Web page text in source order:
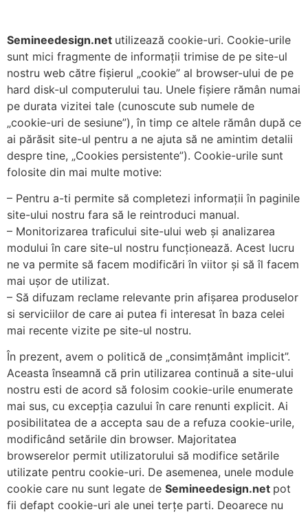
Semineedesign.net utilizează cookie-uri. Cookie-urile
sunt mici fragmente de informații trimise de pe site-ul
nostru web către fișierul „cookie” al browser-ului de pe
hard disk-ul computerului tau. Unele fișiere rămân numai
pe durata vizitei tale (cunoscute sub numele de
„cookie-uri de sesiune”), în timp ce altele rămân după ce
ai părăsit site-ul pentru a ne ajuta să ne amintim detalii
despre tine, „Cookies persistente”). Cookie-urile sunt
folosite din mai multe motive:
– Pentru a-ti permite să completezi informații în paginile
site-ului nostru fara să le reintroduci manual.
– Monitorizarea traficului site-ului web și analizarea
modului în care site-ul nostru funcționează. Acest lucru
ne va permite să facem modificări în viitor și să îl facem
mai ușor de utilizat.
– Să difuzam reclame relevante prin afișarea produselor
si serviciilor de care ai putea fi interesat în baza celei
mai recente vizite pe site-ul nostru.
În prezent, avem o politică de „consimțământ implicit”.
Aceasta înseamnă că prin utilizarea continuă a site-ului
nostru esti de acord să folosim cookie-urile enumerate
mai sus, cu excepția cazului în care renunti explicit. Ai
posibilitatea de a accepta sau de a refuza cookie-urile,
modificând setările din browser. Majoritatea
browserelor permit utilizatorului să modifice setările
utilizate pentru cookie-uri. De asemenea, unele module
cookie care nu sunt legate de Semineedesign.net pot
fii defapt cookie-uri ale unei terțe parti. Deoarece nu